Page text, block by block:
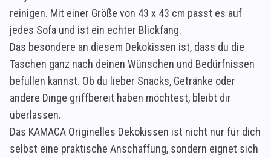
reinigen. Mit einer Größe von 43 x 43 cm passt es auf
jedes Sofa und ist ein echter Blickfang.
Das besondere an diesem Dekokissen ist, dass du die
Taschen ganz nach deinen Wünschen und Bedürfnissen
befüllen kannst. Ob du lieber Snacks, Getränke oder
andere Dinge griffbereit haben möchtest, bleibt dir
überlassen.
Das KAMACA Originelles Dekokissen ist nicht nur für dich
selbst eine praktische Anschaffung, sondern eignet sich